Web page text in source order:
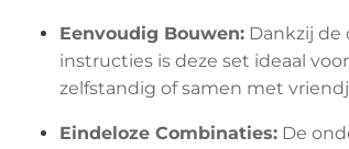
Eenvoudig Bouwen: Dankzij de
instructies is deze set ideaal
zelfstandig of samen met
Eindeloze Combinaties: De